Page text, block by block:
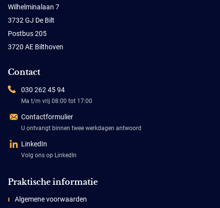
Wilhelminalaan 7
3732 GJ De Bilt
Postbus 205
3720 AE Bilthoven
Contact
030 262 45 94
Ma t/m vrij 08:00 tot 17:00
Contactformulier
U ontvangt binnen twee werkdagen antwoord
LinkedIn
Volg ons op LinkedIn
Praktische informatie
Algemene voorwaarden